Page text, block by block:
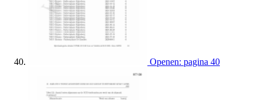
Openen: pagina 40